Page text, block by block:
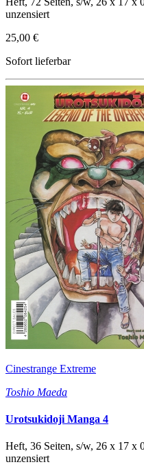
unzensiert
25,00 €
Sofort lieferbar
Cinestrange Extreme
Toshio Maeda
Urotsukidoji Manga 4
Heft, 36 Seiten, s/w, 26 x 17 x
unzensiert